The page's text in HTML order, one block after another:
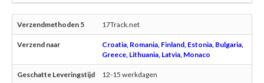
17Track.net
Croatia, Romania, Finland, Estonia, Bulgaria,
Greece, Lithuania, Latvia, Monaco
12-15 werkdagen